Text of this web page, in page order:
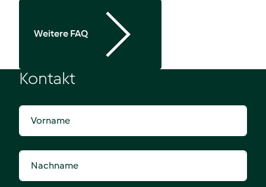
Weitere FAQ
Kontakt
Vorname
Nachname